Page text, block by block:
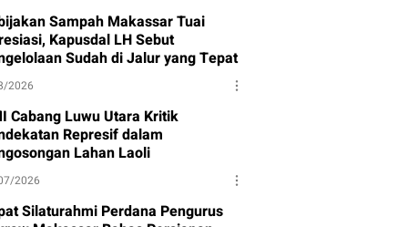
Sampah Makassar Tuai
Kapusdal LH Sebut
Sudah di Jalur yang Tepat
2026
Cabang Luwu Utara Kritik
Represif dalam
Lahan Laoli
2026
Silaturahmi Perdana Pengurus